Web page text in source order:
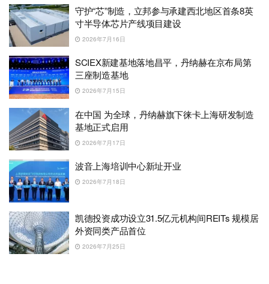
守护“芯”制造，立邦参与承建西北地区首条8英
寸半导体芯片产线项目建设
2026年7月16日
SCIEX新建基地落地昌平，丹纳赫在京布局第
三座制造基地
2026年7月15日
在中国 为全球，丹纳赫旗下徕卡上海研发制造
基地正式启用
2026年7月17日
波音上海培训中心新址开业
2026年7月18日
凯德投资成功设立31.5亿元机构间REITs 规模居
外资同类产品首位
2026年7月25日